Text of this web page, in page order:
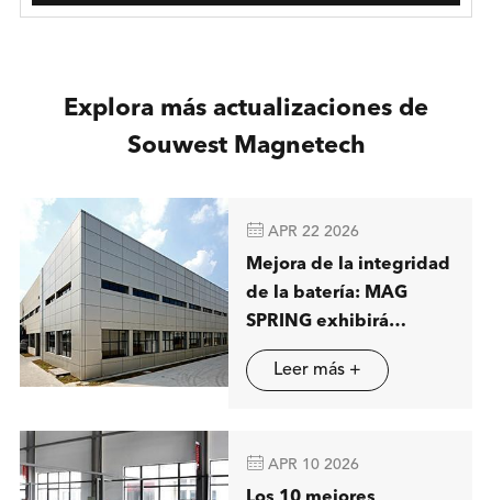
Explora más actualizaciones de
Souwest Magnetech
 APR 22 2026
Mejora de la integridad
de la batería: MAG
SPRING exhibirá
soluciones avanzadas
de separación
Leer más +
 APR 10 2026